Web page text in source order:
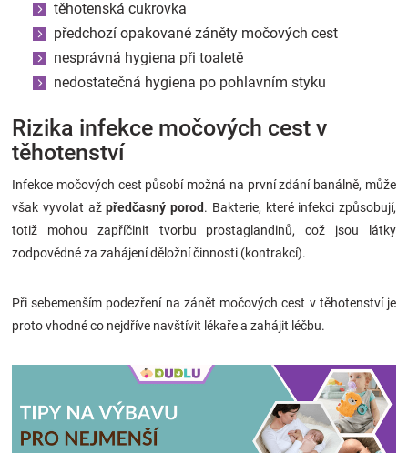
těhotenská cukrovka
předchozí opakované záněty močových cest
nesprávná hygiena při toaletě
nedostatečná hygiena po pohlavním styku
Rizika infekce močových cest v
těhotenství
Infekce močových cest působí možná na první zdání banálně, může
však vyvolat ažpředčasný porod. Bakterie, které infekci způsobují,
totiž mohou zapříčinit tvorbu prostaglandinů, což jsou látky
zodpovědné za zahájení děložní činnosti (kontrakcí).
Při sebemenším podezření na zánět močových cest v těhotenství je
proto vhodné co nejdříve navštívit lékaře a zahájit léčbu.